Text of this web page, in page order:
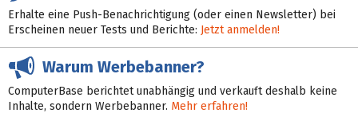
Erhalte eine Push-Benachrichtigung (oder einen Newsletter) bei
Erscheinen neuer Tests und Berichte: Jetzt anmelden!
Warum Werbebanner?
ComputerBase berichtet unabhängig und verkauft deshalb keine
Inhalte, sondern Werbebanner. Mehr erfahren!